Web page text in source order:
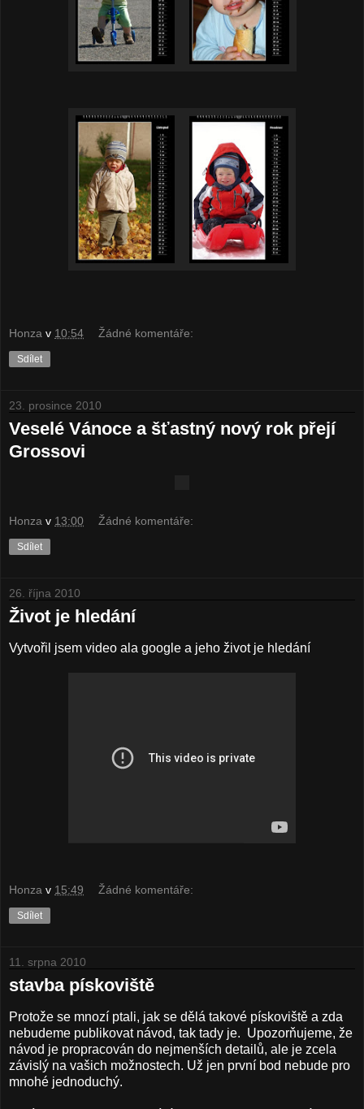
Honza v 10:54 Žádné komentáře:
Sdílet
23. prosince 2010
Veselé Vánoce a šťastný nový rok přejí
Grossovi
Honza v 13:00 Žádné komentáře:
Sdílet
26. října 2010
Život je hledání
Vytvořil jsem video ala google a jeho život je hledání
Honza v 15:49 Žádné komentáře:
Sdílet
11. srpna 2010
stavba pískoviště
Protože se mnozí ptali, jak se dělá takové pískoviště a zda
nebudeme publikovat návod, tak tady je. Upozorňujeme, že
návod je propracován do nejmenších detailů, ale je zcela
závislý na vašich možnostech. Už jen první bod nebude pro
mnohé jednoduchý.